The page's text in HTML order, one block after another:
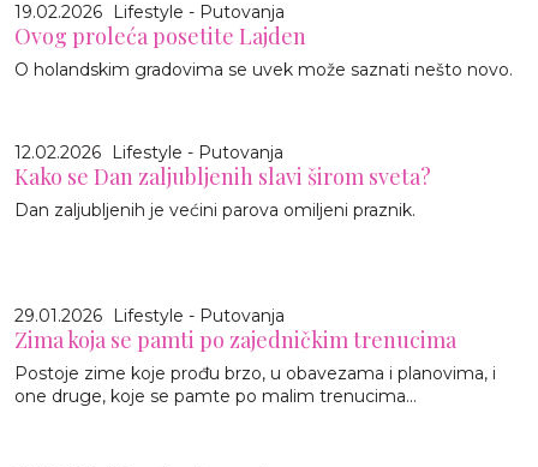
19.02.2026 Lifestyle - Putovanja
Ovog proleća posetite Lajden
O holandskim gradovima se uvek može saznati nešto novo.
12.02.2026 Lifestyle - Putovanja
Kako se Dan zaljubljenih slavi širom sveta?
Dan zaljubljenih je većini parova omiljeni praznik.
29.01.2026 Lifestyle - Putovanja
Zima koja se pamti po zajedničkim trenucima
Postoje zime koje prođu brzo, u obavezama i planovima, i
one druge, koje se pamte po malim trenucima...